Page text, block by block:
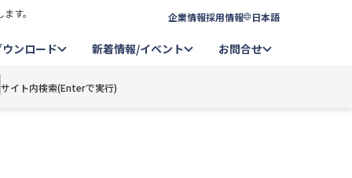
す。 企業情報採用情報 日本語
ウンロード 新着情報/イベント お問合せ
サイト内検索(Enterで実行)